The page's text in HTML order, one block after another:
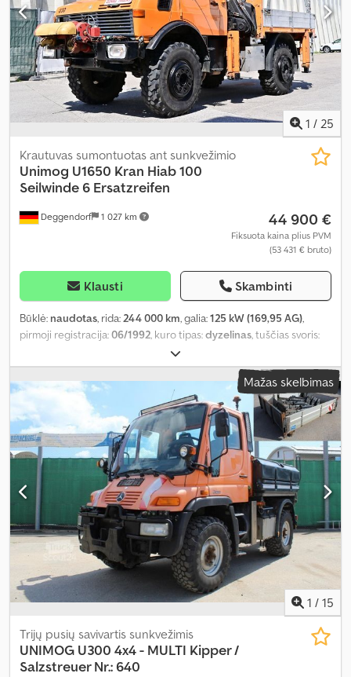
1 / 25
Deggendorf 1 027 km
Krautuvas sumontuotas ant sunkvežimio
Unimog U1650 Kran Hiab 100
Seilwinde 6 Ersatzreifen
44 900 €
Fiksuota kaina plius PVM
(53 431 € bruto)
Klausti Skambinti
Būklė: naudotas, rida:244 000 km, galia:125 kW (169,95 AG),
pirmoji registracija:06/1992, kuro tipas:dyzelinas, tuščias svoris:
, didžiausias leistinas svoris:
10 000 kg, ašių konfigūracija:4x4, stabdžiai:variklio stabdymas,
spalva:
oranžinė, vairuotojo kabina:dieninė kabina, pavaros tipas:
mechaninis
, emisijos klasė: nėra, pakaba:plienas
, sėdimų vietų
skaičius:
, Įranga:ABS, centrinis užraktas, diferencialo užraktas,
hidraulika, kabelinė gervė, kranas, priekabos jungtis, visų
varančiųjų ratų pavara,
Mažas skelbimas
1 / 15
Trijų pusių savivartis sunkvežimis
UNIMOG U300 4x4 - MULTI Kipper /
Salzstreuer Nr.: 640